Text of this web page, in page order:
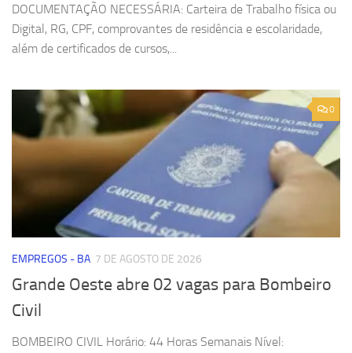
DOCUMENTAÇÃO NECESSÁRIA: Carteira de Trabalho física ou
Digital, RG, CPF, comprovantes de residência e escolaridade,
além de certificados de cursos,...
0
EMPREGOS - BA 7 DE AGOSTO DE 2026
Grande Oeste abre 02 vagas para Bombeiro
Civil
BOMBEIRO CIVIL Horário: 44 Horas Semanais Nível: